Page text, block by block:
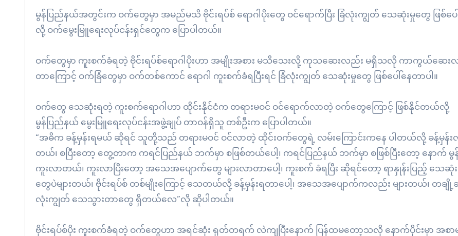
မွန်ပြည်နယ်အတွင်းက ဝက်တွေမှာ အမည်မသိ ဗိုင်းရပ်စ် ရောဂါပိုးတွေ ဝင်ရောက်ပြီး ခြံလုံးကျွတ် သေဆုံးမှုတွေ ဖြစ်ပ
လို့ ဝက်မွေးမြူရေးလုပ်ငန်းရှင်တွေက ပြောပါတယ်။
ဝက်တွေမှာ ကူးစက်ခံရတဲ့ ဗိုင်းရပ်စ်ရောဂါပိုးဟာ အမျိုးအစား မသိသေးလို့ ကုသဆေးလည်း မရှိသလို ကာကွယ်ဆေး
တာကြောင့် ဝက်ခြံတွေမှာ ဝက်တစ်ကောင် ရောဂါ ကူးစက်ခံရပြီးရင် ခြံလုံးကျွတ် သေဆုံးမှုတွေ ဖြစ်ပေါ်နေတာပါ။
ဝက်တွေ သေဆုံးရတဲ့ ကူးစက်ရောဂါဟာ ထိုင်းနိုင်ငံက တရားမဝင် ဝင်ရောက်လာတဲ့ ဝက်တွေကြောင့် ဖြစ်နိုင်တယ်လို့
မွန်ပြည်နယ် မွေးမြူရေးလုပ်ငန်းအဖွဲ့ချုပ် တာဝန်ရှိသူ တစ်ဦးက ပြောပါတယ်။
“အဓိက ခန့်မှန်းရမယ် ဆိုရင် သူတို့သည် တရားမဝင် ဝင်လာတဲ့ ထိုင်းဝက်တွေရဲ့ လမ်းကြောင်းကနေ ပါတယ်လို့ ခန့်မှန်း
တယ်၊ စပြီးတော့ တွေ့တာက ကရင်ပြည်နယ် ဘက်မှာ စဖြစ်တယ်ပေါ့၊ ကရင်ပြည်နယ် ဘက်မှာ စဖြစ်ပြီးတော့ နောက်
ကူးလာတယ်၊ ကူးလာပြီးတော့ အသေအပျောက်တွေ များလာတာပေါ့၊ ကူးစက် ခံရပြီး ဆိုရင်တော့ ရာနှုန်းပြည့် သေဆုံ
တွေပဲများတယ်၊ ဗိုင်းရပ်စ် တစ်မျိုးကြောင့် သေတယ်လို့ ခန့်မှန်းရတာပေါ့၊ အသေအပျောက်ကလည်း များတယ်၊ တချို့
လုံးကျွတ် သေသွားတာတွေ ရှိတယ်လေ”လို ဆိုပါတယ်။
ဗိုင်းရပ်စ်ပိုး ကူးစက်ခံရတဲ့ ဝက်တွေဟာ အရင်ဆုံး ရုတ်တရက် လဲကျပြီးနောက် ပြန်ထမတော့သလို နောက်ပိုင်းမှာ အစာ